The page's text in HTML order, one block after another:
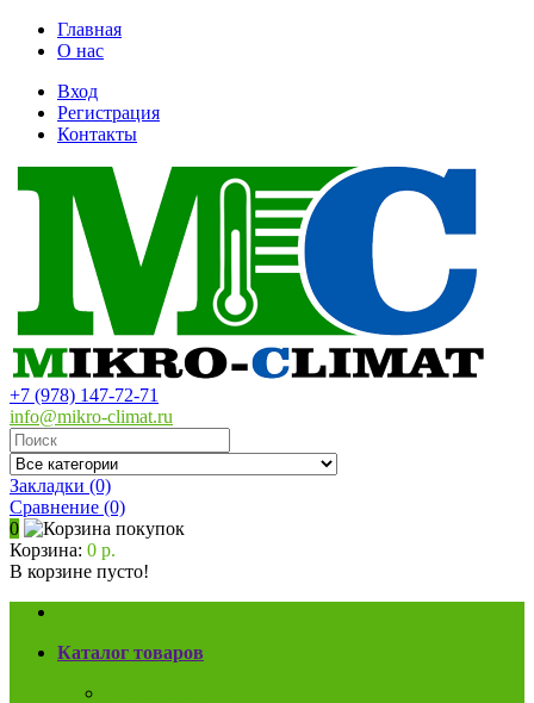
Главная
О нас
Вход
Регистрация
Контакты
+7 (978) 147-72-71
info@mikro-climat.ru
Закладки (0)
Сравнение (0)
0
Корзина: 0 р.
В корзине пусто!
Каталог товаров